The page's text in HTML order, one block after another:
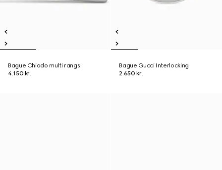
Bague Chiodo multi rangs
4.150 kr.
Bague Gucci Interlocking
2.650 kr.